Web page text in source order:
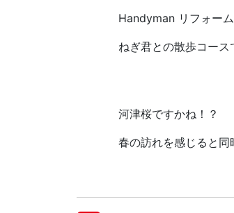
Handyman リフォーム
ねぎ君との散歩コース
河津桜ですかね！？
春の訪れを感じると同